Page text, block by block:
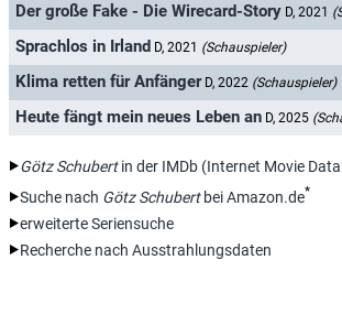
Der große Fake - Die Wirecard-Story D, 2021
Sprachlos in Irland D, 2021 (Schauspieler)
Klima retten für Anfänger D, 2022 (Schauspieler)
Heute fängt mein neues Leben an D, 2025
Götz Schubertin der IMDb (Internet Movie
Suche nach Götz Schubertbei Amazon.de*
erweiterte Seriensuche
Recherche nach Ausstrahlungsdaten